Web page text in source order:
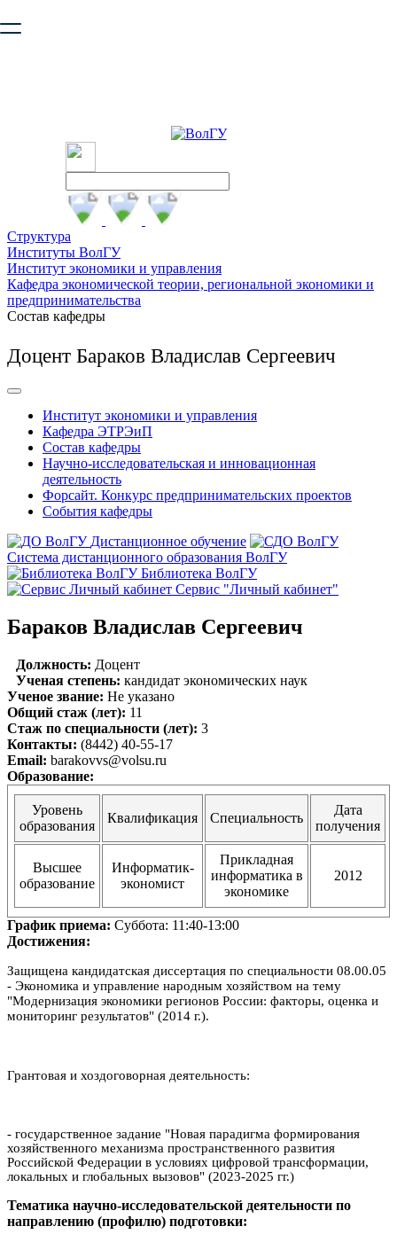
безопасную работу с сайтом. Пожалуйста
Структура
Институты ВолГУ
Институт экономики и управления
Кафедра экономической теории, региональной экономики и
предпринимательства
Состав кафедры
Доцент Бараков Владислав Сергеевич
Институт экономики и управления
Кафедра ЭТРЭиП
Состав кафедры
Научно-исследовательская и инновационная
деятельность
Форсайт. Конкурс предпринимательских проектов
События кафедры
Дистанционное обучение
Система дистанционного образования ВолГУ
Библиотека ВолГУ
Сервис "Личный кабинет"
Бараков Владислав Сергеевич
Должность: Доцент
Ученая степень: кандидат экономических наук
Ученое звание: Не указано
Общий стаж (лет): 11
Стаж по специальности (лет): 3
Контакты: (8442) 40-55-17
Email: barakovvs@volsu.ru
Образование:
Уровень
образования
Квалификация Специальность
Дата
получения
Высшее
образование
Информатик-
экономист
Прикладная
информатика в
экономике
2012
График приема: Суббота: 11:40-13:00
Достижения:
Защищена кандидатская диссертация по специальности 08.00.05
- Экономика и управление народным хозяйством на тему
"Модернизация экономики регионов России: факторы, оценка и
мониторинг результатов" (2014 г.).
Грантовая и хоздоговорная деятельность:
- государственное задание "Новая парадигма формирования
хозяйственного механизма пространственного развития
Российской Федерации в условиях цифровой трансформации,
локальных и глобальных вызовов" (2023-2025 гг.)
Тематика научно-исследовательской деятельности по
направлению (профилю) подготовки: